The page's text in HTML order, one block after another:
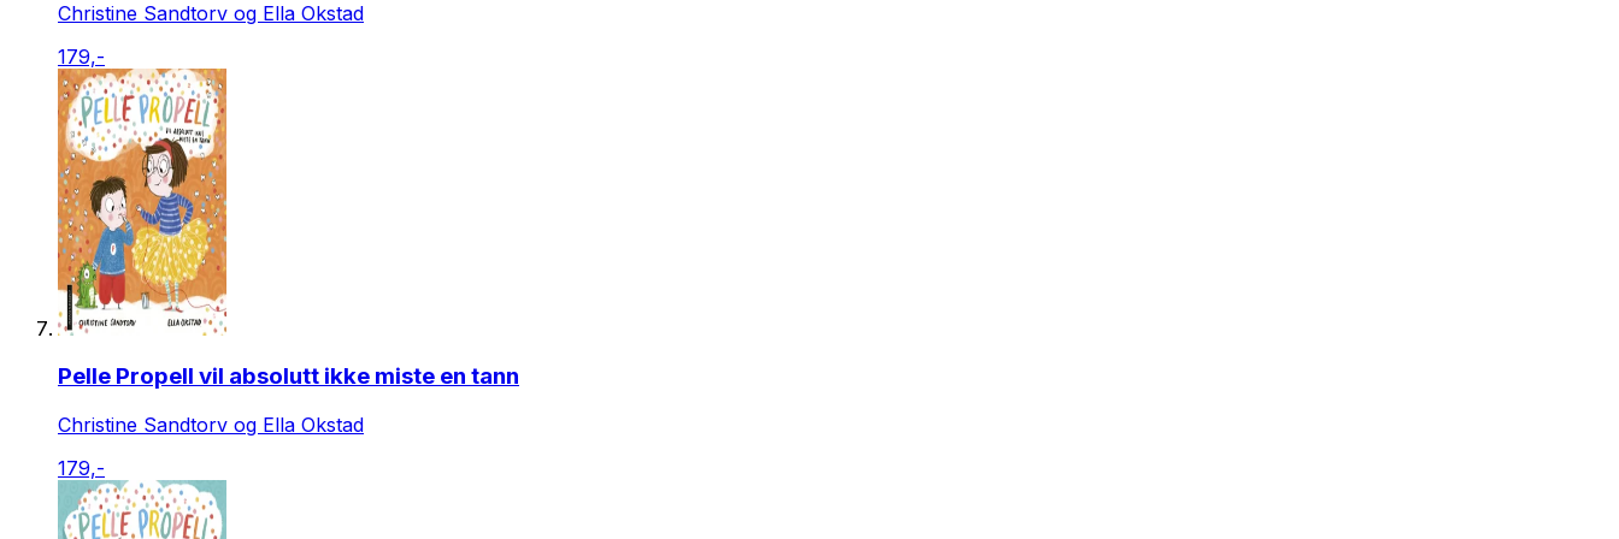
Christine Sandtorv og Ella Okstad
179,-
Pelle Propell vil absolutt ikke miste en tann
Christine Sandtorv og Ella Okstad
179,-